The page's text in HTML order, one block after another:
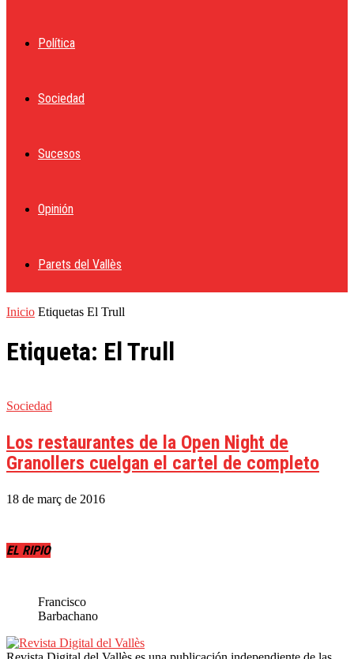
Política
Sociedad
Sucesos
Opinión
Parets del Vallès
Inicio Etiquetas El Trull
Etiqueta: El Trull
Sociedad
Los restaurantes de la Open Night de
Granollers cuelgan el cartel de completo
18 de març de 2016
EL RIPIO
Francisco
Barbachano